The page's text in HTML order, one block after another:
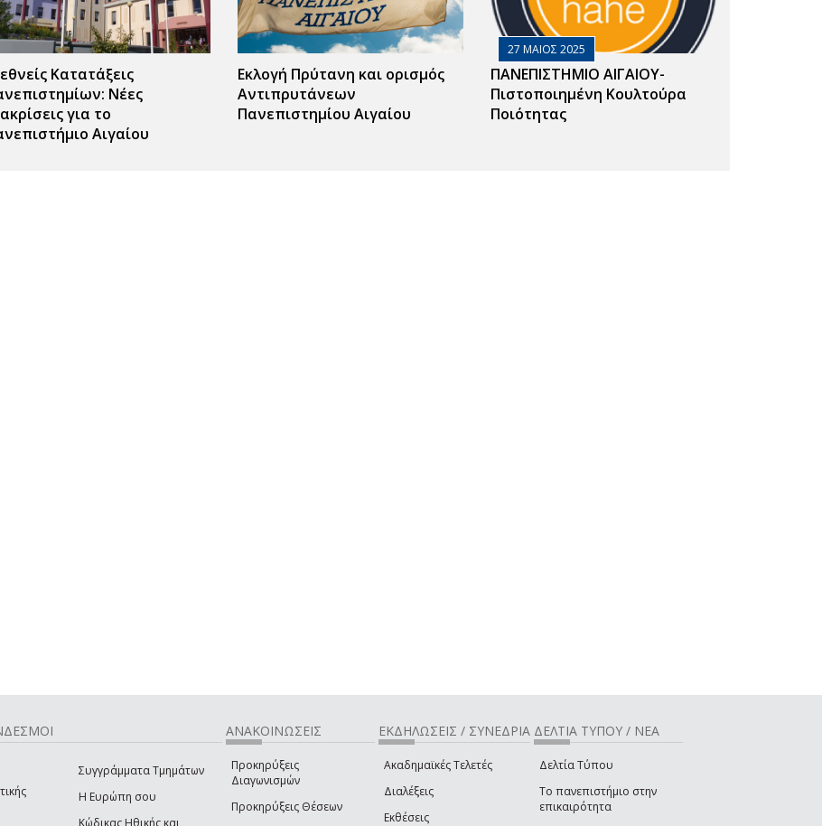
Κατατάξεις
Νέες
για το
Αιγαίου
Εκλογή Πρύτανη και ορισμός
Αντιπρυτάνεων
Πανεπιστημίου Αιγαίου
27 ΜΑΙΟΣ 2025
ΠΑΝΕΠΙΣΤΗΜΙΟ ΑΙΓΑΙΟΥ-
Πιστοποιημένη Κουλτούρα
Ποιότητας
Συγγράμματα Τμημάτων
Η Ευρώπη σου
Κώδικας Ηθικής και
ΑΝΑΚΟΙΝΩΣΕΙΣ
Προκηρύξεις
Διαγωνισμών
Προκηρύξεις Θέσεων
ΕΚΔΗΛΩΣΕΙΣ / ΣΥΝΕΔΡΙΑ
Ακαδημαϊκές Τελετές
Διαλέξεις
Εκθέσεις
ΔΕΛΤΙΑ ΤΥΠΟΥ / ΝΕΑ
Δελτία Τύπου
Το πανεπιστήμιο στην
επικαιρότητα